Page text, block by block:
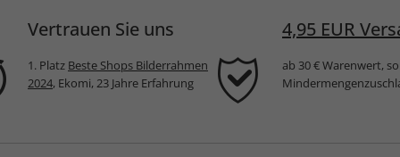
Vertrauen Sie uns
1. Platz Beste Shops Bilderrahmen
2024, Ekomi, 23 Jahre Erfahrung
4,95 EUR
ab 30 € Warenwert,